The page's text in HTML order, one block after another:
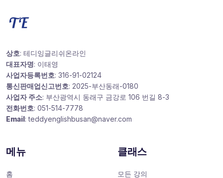
상호: 테디잉글리쉬온라인
대표자명: 이태영
사업자등록번호: 316-91-02124
통신판매업신고번호: 2025-부산동래-0180
사업자 주소: 부산광역시 동래구 금강로 106 번길 8-3
전화번호: 051-514-7778
Email: teddyenglishbusan@naver.com
메뉴
홈
클래스
모든 강의